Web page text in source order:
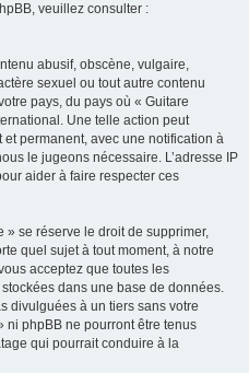
veuillez consulter :
abusif, obscène, vulgaire,
sexuel ou tout autre contenu
pays, du pays où « Guitare
Une telle action peut
permanent, avec une notification à
le jugeons nécessaire. L’adresse IP
aider à faire respecter ces
» se réserve le droit de supprimer,
quel sujet à tout moment, à notre
acceptez que toutes les
dans une base de données.
divulguées à un tiers sans votre
ni phpBB ne pourront être tenus
qui pourrait conduire à la